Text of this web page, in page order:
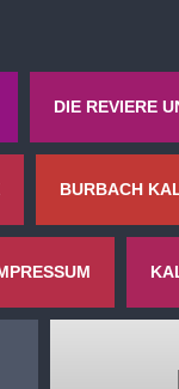
DIE REVIERE
BURBACH